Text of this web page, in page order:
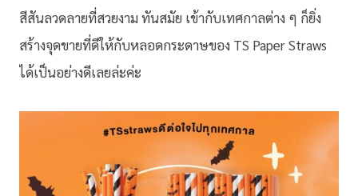
สีสันลวดลายที่สวยงาม ทันสมัย เข้ากับเทศกาลต่าง ๆ ก็ยิ่ง
สร้างจุดขายที่ดีให้กับหลอดกระดาษของ TS Paper Straws
ได้เป็นอย่างดีเลยล่ะค่ะ